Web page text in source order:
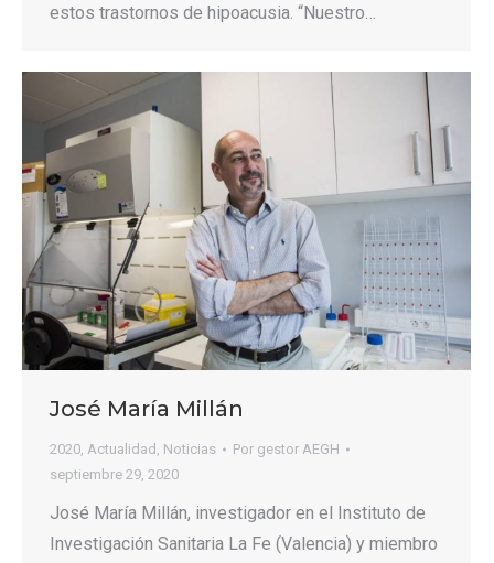
estos trastornos de hipoacusia. “Nuestro…
José María Millán
2020, Actualidad , Noticias Por gestor AEGH
septiembre 29, 2020
José María Millán, investigador en el Instituto de
Investigación Sanitaria La Fe (Valencia) y miembro